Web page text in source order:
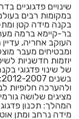
שינויים פדגוגיים
במקומות רבים
בקנה מידה קטן
בר-קיימא ברמה
העוקב אחריה,
ומבטיחים מעבר
יוזמות חדשניות
של שינוי פדגוגי
ולהערכה חלופיות
מציגים שלושה
המהלך: תכנון
מידה נרחב ומתן